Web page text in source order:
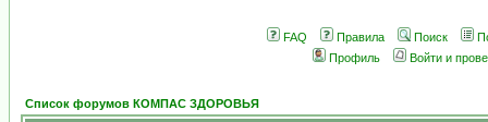
FAQ Правила Поиск
Профиль
Войти и
Список форумов КОМПАС ЗДОРОВЬЯ